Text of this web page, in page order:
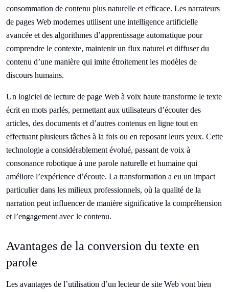
consommation de contenu plus naturelle et efficace. Les narrateurs
de pages Web modernes utilisent une intelligence artificielle
avancée et des algorithmes d’apprentissage automatique pour
comprendre le contexte, maintenir un flux naturel et diffuser du
contenu d’une manière qui imite étroitement les modèles de
discours humains.
Un logiciel de lecture de page Web à voix haute transforme le texte
écrit en mots parlés, permettant aux utilisateurs d’écouter des
articles, des documents et d’autres contenus en ligne tout en
effectuant plusieurs tâches à la fois ou en reposant leurs yeux. Cette
technologie a considérablement évolué, passant de voix à
consonance robotique à une parole naturelle et humaine qui
améliore l’expérience d’écoute. La transformation a eu un impact
particulier dans les milieux professionnels, où la qualité de la
narration peut influencer de manière significative la compréhension
et l’engagement avec le contenu.
Avantages de la conversion du texte en
parole
Les avantages de l’utilisation d’un lecteur de site Web vont bien